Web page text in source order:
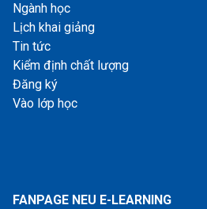
Ngành học
Lịch khai giảng
Tin tức
Kiểm định chất lượng
Đăng ký
Vào lớp học
FANPAGE NEU E-LEARNING